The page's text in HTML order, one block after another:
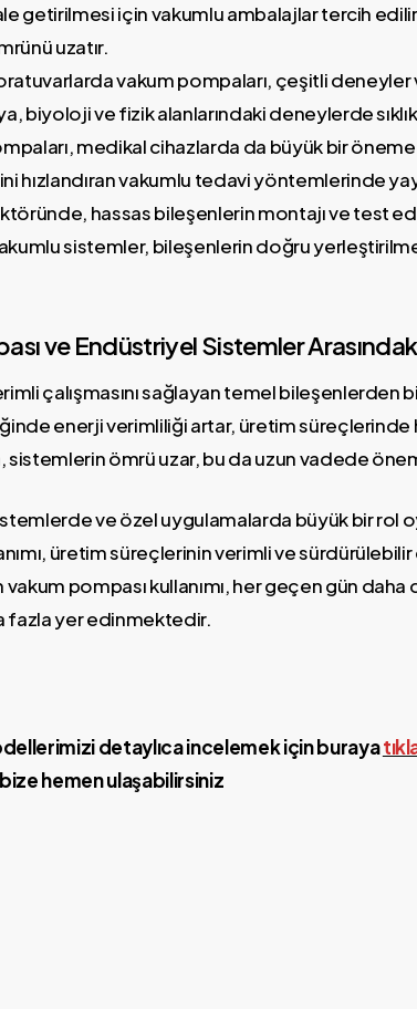
getirilmesi için vakumlu ambalajlar tercih
uzatır.
vakum pompaları, çeşitli deneyler
biyoloji ve fizik alanlarındaki deneylerde
medikal cihazlarda da büyük bir
hızlandıran vakumlu tedavi yöntemlerinde
hassas bileşenlerin montajı ve test
sistemler, bileşenlerin doğru
ve Endüstriyel Sistemler
çalışmasını sağlayan temel bileşenlerden
enerji verimliliği artar, üretim süreçlerinde
ömrü uzar, bu da uzun vadede
ve özel uygulamalarda büyük bir rol
üretim süreçlerinin verimli ve sürdürülebilir
pompası kullanımı, her geçen gün daha
fazla yer edinmektedir.
detaylıca incelemek için buraya
hemen ulaşabilirsiniz